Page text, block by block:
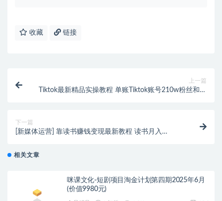
收藏 链接
上一篇
Tiktok最新精品实操教程 单账Tiktok账号210w粉丝和单
下一篇
[新媒体运营] 靠读书赚钱变现最新教程 读书月入
相关文章
咪课文化-短剧项目淘金计划第四期2025年6月
(价值9980元)